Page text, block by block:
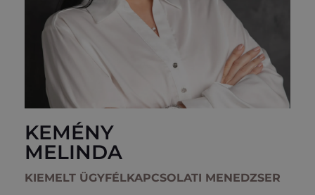
KEMÉNY
MELINDA
KIEMELT ÜGYFÉLKAPCSOLATI MENEDZSER